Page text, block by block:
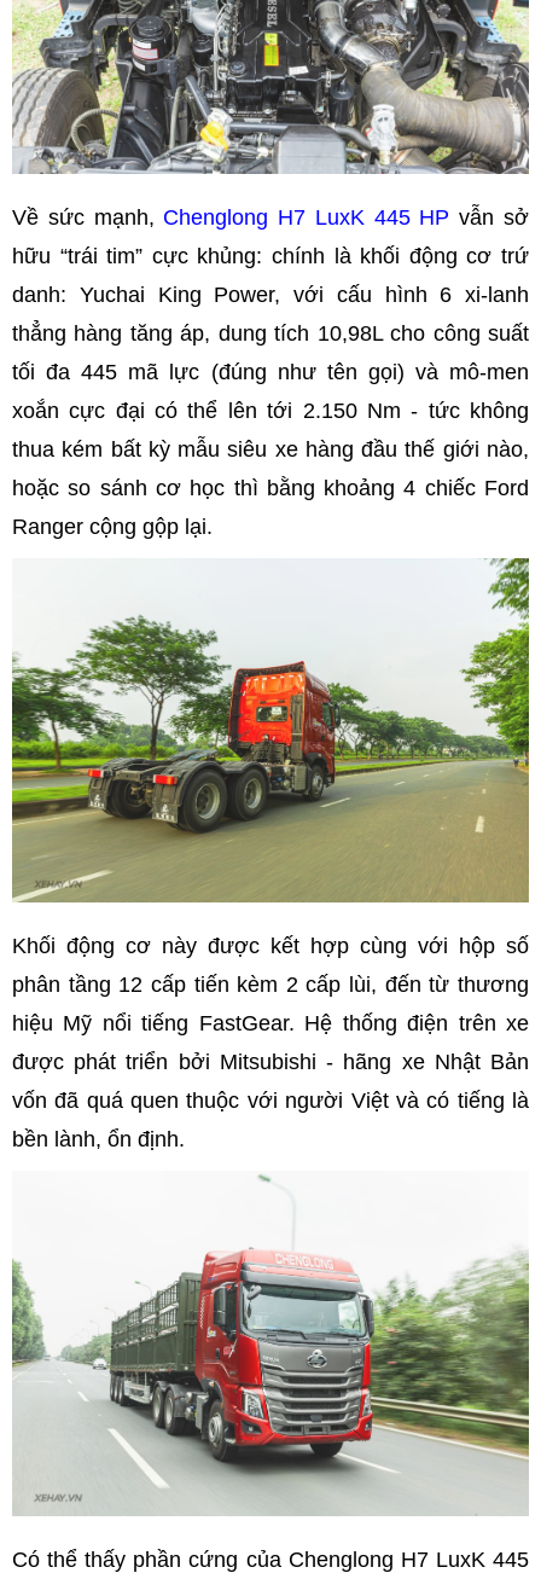
Về sức mạnh, Chenglong H7 LuxK 445 HPvẫn sở
hữu “trái tim” cực khủng: chính là khối động cơ trứ
danh: Yuchai King Power, với cấu hình 6 xi-lanh
thẳng hàng tăng áp, dung tích 10,98L cho công suất
tối đa 445 mã lực (đúng như tên gọi) và mô-men
xoắn cực đại có thể lên tới 2.150 Nm - tức không
thua kém bất kỳ mẫu siêu xe hàng đầu thế giới nào,
hoặc so sánh cơ học thì bằng khoảng 4 chiếc Ford
Ranger cộng gộp lại.
Khối động cơ này được kết hợp cùng với hộp số
phân tầng 12 cấp tiến kèm 2 cấp lùi, đến từ thương
hiệu Mỹ nổi tiếng FastGear. Hệ thống điện trên xe
được phát triển bởi Mitsubishi - hãng xe Nhật Bản
vốn đã quá quen thuộc với người Việt và có tiếng là
bền lành, ổn định.
Có thể thấy phần cứng của Chenglong H7 LuxK 445